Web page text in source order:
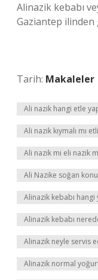
Alinazik kebabı
Gaziantep ilinden
Tarih: Makaleler
Ali nazik hangi etle
Ali nazik kıymalı mı
Ali nazik mi eli nazik
Ali Nazike soğan
Alinazik kebabı hangi
Alinazik kebabı
Alinazik neyle servis
Alinazik normal